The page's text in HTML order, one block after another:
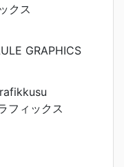
クス
GRAPHICS
フィックス